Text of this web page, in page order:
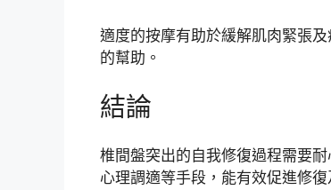
適度的按摩有助於緩解肌肉緊張
的幫助。
結論
椎間盤突出的自我修復過程需要
心理調適等手段，能有效促進修